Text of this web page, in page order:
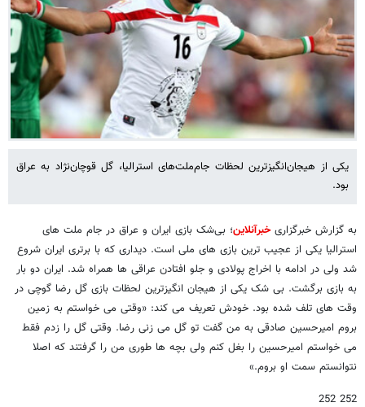
یکی از هیجان‌انگیزترین لحظات جام‌ملت‌های استرالیا، گل قوچان‌نژاد به عراق
بود.
به گزارش خبرگزاریخبرآنلاین؛ بی‌شک بازی ایران و عراق در جام ملت های
استرالیا یکی از عجیب ترین بازی های ملی است. دیداری که با برتری ایران شروع
شد ولی در ادامه با اخراج پولادی و جلو افتادن عراقی ها همراه شد. ایران دو بار
به بازی برگشت. بی شک یکی از هیجان انگیزترین لحظات بازی گل رضا گوچی در
وقت های تلف شده بود. خودش تعریف می کند: «وقتی می خواستم به زمین
بروم امیرحسین صادقی به من گفت تو گل می زنی رضا. وقتی گل را زدم فقط
می خواستم امیرحسین را بغل کنم ولی بچه ها طوری من را گرفتند که اصلا
نتوانستم سمت او بروم.»
252 252